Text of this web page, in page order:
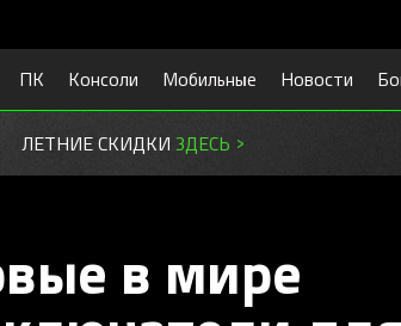
ПК Консоли Мобильные Новости
ЛЕТНИЕ СКИДКИ ЗДЕСЬ >
в мире